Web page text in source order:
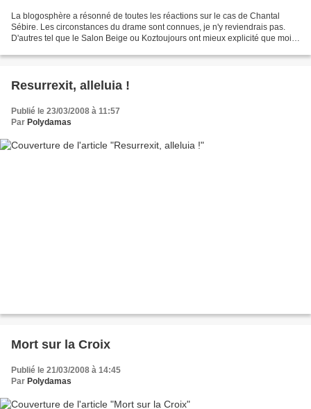
La blogosphère a résonné de toutes les réactions sur le cas de Chantal
Sébire. Les circonstances du drame sont connues, je n'y reviendrais pas.
D'autres tel que le Salon Beige ou Koztoujours ont mieux explicité que moi
Resurrexit, alleluia !
Publié le 23/03/2008 à 11:57
Par Polydamas
Mort sur la Croix
Publié le 21/03/2008 à 14:45
Par Polydamas